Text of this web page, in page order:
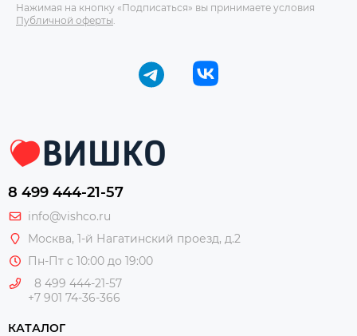
Нажимая на кнопку «Подписаться» вы принимаете условия
Публичной оферты
8 499 444-21-57
info@vishco.ru
Москва, 1-й Нагатинский проезд, д.2
Пн-Пт с 10:00 до 19:00
8 499 444-21-57
+7 901 74-36-366
КАТАЛОГ